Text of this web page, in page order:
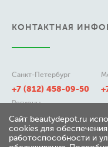
КОНТАКТНАЯ
Санкт-Петербург
+7 (812) 458-09-50
Регионы
8 (800) 511-21-50
Сайт beautydepot.ru
cookies для обеспечения
работоспособности и